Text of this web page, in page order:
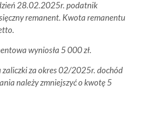
28.02.2025r. podatnik
remanent. Kwota remanentu
wyniosła 5 000 zł.
zaliczki za okres 02/2025r. dochód
należy zmniejszyć o kwotę 5